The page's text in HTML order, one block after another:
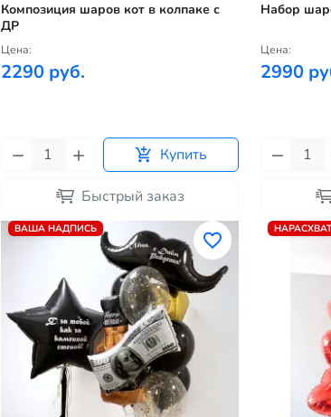
Композиция шаров кот в колпаке с
ДР
Цена:
2290 руб.
Купить
Быстрый заказ
Набор
Цена:
2990
ВАША НАДПИСЬ